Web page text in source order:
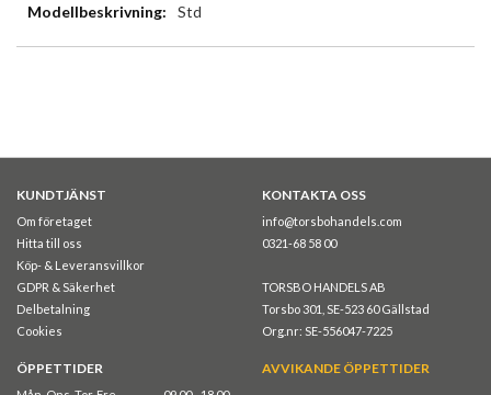
Std
KUNDTJÄNST
Om företaget
Hitta till oss
Köp- & Leveransvillkor
GDPR & Säkerhet
Delbetalning
Cookies
KONTAKTA OSS
info@torsbohandels.com
0321-68 58 00
TORSBO HANDELS AB
Torsbo 301, SE-523 60 Gällstad
Org.nr: SE-556047-7225
ÖPPETTIDER AVVIKANDE ÖPPETTIDER